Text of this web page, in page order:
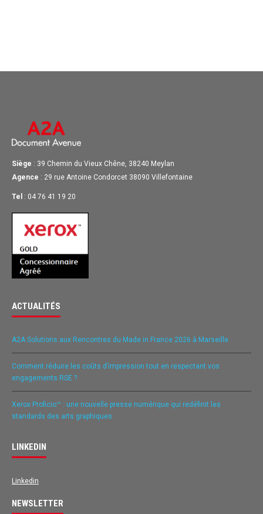
Siège : 39 Chemin du Vieux Chêne, 38240 Meylan
Agence : 29 rue Antoine Condorcet 38090 Villefontaine
Tel : 04 76 41 19 20
ACTUALITÉS
A2A Solutions aux Rencontres du Made in France 2026 à Marseille
Comment réduire les coûts d’impression tout en respectant vos
engagements RSE ?
Xerox Proficio™ : une nouvelle presse numérique qui redéfinit les
standards des arts graphiques
LINKEDIN
Linkedin
NEWSLETTER